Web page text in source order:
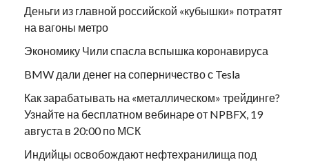
Деньги из главной российской «кубышки» потратят
на вагоны метро
Экономику Чили спасла вспышка коронавируса
BMW дали денег на соперничество с Tesla
Как зарабатывать на «металлическом» трейдинге?
Узнайте на бесплатном вебинаре от NPBFX, 19
августа в 20:00 по МСК
Индийцы освобождают нефтехранилища под